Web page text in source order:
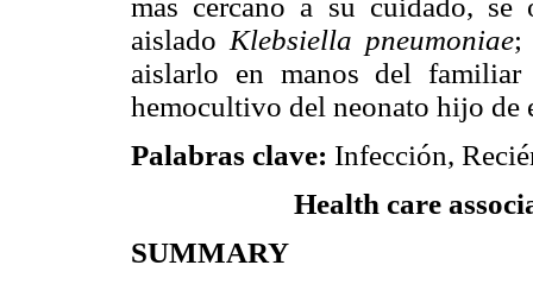
aislado Klebsiella pneumoniae;
aislarlo en manos del
hemocultivo del neonato hijo de
Palabras clave: Infección,
Health care
SUMMARY